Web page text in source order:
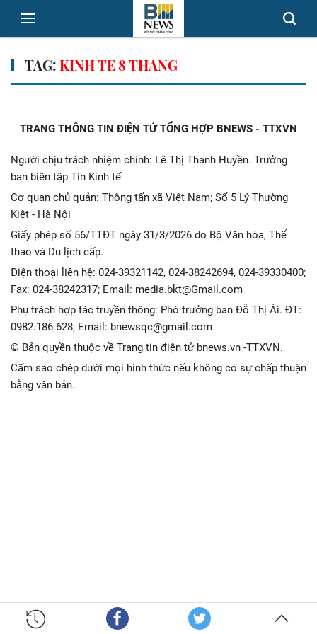
TAG:KINH TE 8 THANG
TRANG THÔNG TIN ĐIỆN TỬ TỔNG HỢP BNEWS - TTXVN
Người chịu trách nhiệm chính: Lê Thị Thanh Huyền. Trưởng
ban biên tập Tin Kinh tế
Cơ quan chủ quản: Thông tấn xã Việt Nam; Số 5 Lý Thường
Kiệt - Hà Nội
Giấy phép số 56/TTĐT ngày 31/3/2026 do Bộ Văn hóa, Thể
thao và Du lịch cấp.
Điện thoại liên hệ: 024-39321142, 024-38242694, 024-39330400;
Fax: 024-38242317; Email: media.bkt@Gmail.com
Phụ trách hợp tác truyền thông: Phó trưởng ban Đỗ Thị Ái. ĐT:
0982.186.628; Email: bnewsqc@gmail.com
© Bản quyền thuộc về Trang tin điện tử bnews.vn -TTXVN.
Cấm sao chép dưới mọi hình thức nếu không có sự chấp thuận
bằng văn bản.